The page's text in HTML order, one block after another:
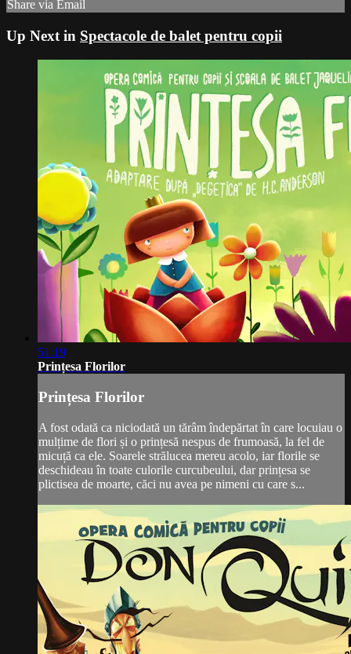
Share via Email
Up Next in Spectacole de balet pentru copii
51:19
Prințesa Florilor
Prințesa Florilor
A fost odată ca niciodată un tărâm îndepărtat în care locuiau o
mulțime de flori și o prințesă nespus de frumoasă, la fel de
micuță ca ele. Soarele strălucea mereu acolo, iar florile se
deschideau în toate culorile curcubeului, dar prințesa se
plictisea de moarte, căci nu avea pe nimeni cu care s...